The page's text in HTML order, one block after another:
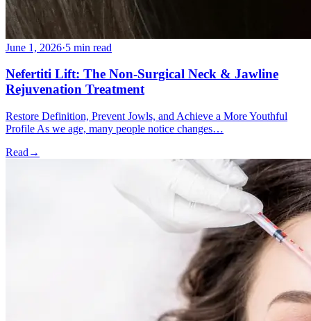
June 1, 2026·5 min read
Nefertiti Lift: The Non-Surgical Neck & Jawline
Rejuvenation Treatment
Restore Definition, Prevent Jowls, and Achieve a More Youthful
Profile As we age, many people notice changes…
Read →